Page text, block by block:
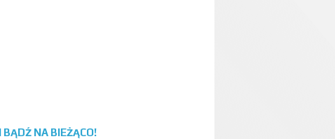
BĄDŹ NA BIEŻĄCO!